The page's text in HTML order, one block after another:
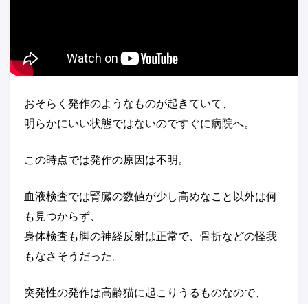
おそらく発作のようなものが起きていて、
明らかにいい状態ではないのですぐに病院へ。
この時点では発作の原因は不明。
血液検査では腎臓の数値が少し高めなこと以外は何
も見つからず、
身体検査も脚の神経反射は正常で、骨折などの怪我
もなさそうだった。
突発性の発作は高齢猫に起こりうるものなので、